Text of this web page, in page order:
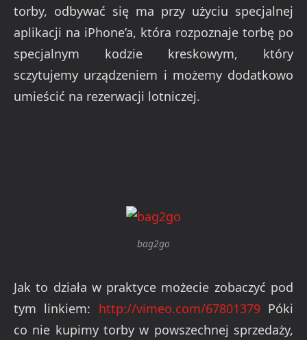
torby, odbywać się ma przy użyciu specjalnej
aplikacji na iPhone’a, która rozpoznaje torbę po
specjalnym kodzie kreskowym, który
sczytujemy urządzeniem i możemy dodatkowo
umieścić na rezerwacji lotniczej.
bag2go
Jak to działa w praktyce możecie zobaczyć pod
tym linkiem: http://vimeo.com/67801379Póki
co nie kupimy torby w powszechnej sprzedaży,